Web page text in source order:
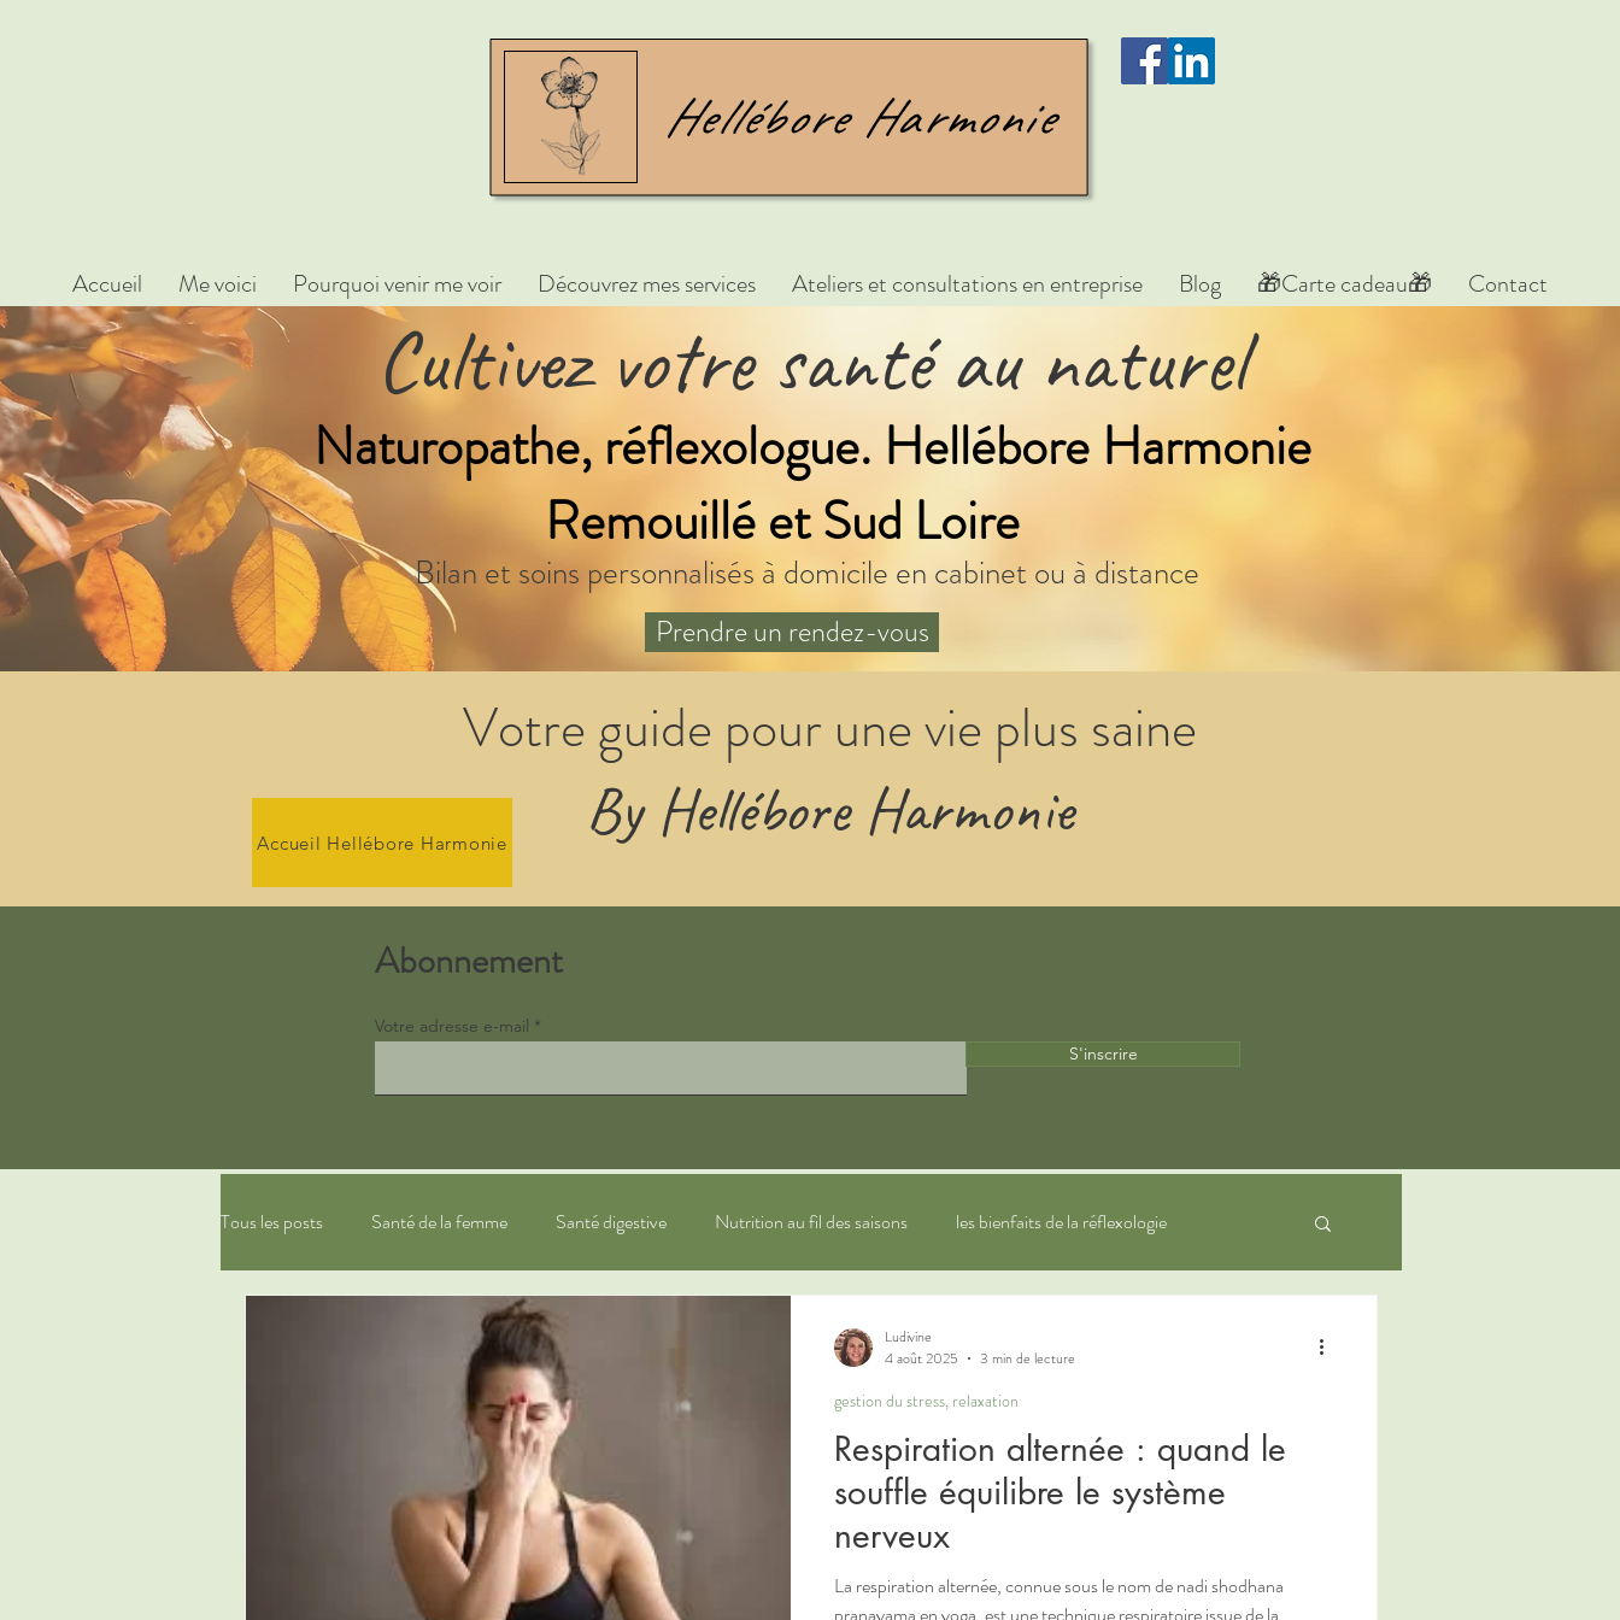
Accueil Me voici Pourquoi venir me voir Découvrez mes services Ateliers et consultations en entreprise Blog 🎁Carte cadeau🎁 Contact
Cultivez votre santé au naturel
Naturopathe, réflexologue. Hellébore Harmonie
Remouillé et Sud Loire
Bilan et soins personnalisés à domicile en cabinet ou à distance
Prendre un rendez-vous
Accueil Hellébore Harmonie
Votre guide pour une vie plus saine
By Hellébore Harmonie
Abonnement
Votre adresse e-mail
S'inscrire
Tous les posts Santé de la femme Santé digestive Nutrition au fil des saisons les bienfaits de la réflexologie
phytothérapie
Respiration alternée : quand le
souffle équilibre le système
nerveux
La respiration alternée, connue sous le nom de nadi shodhana
gestion du stress, relaxation
Ludivine
4 août 2025
3 min de lecture